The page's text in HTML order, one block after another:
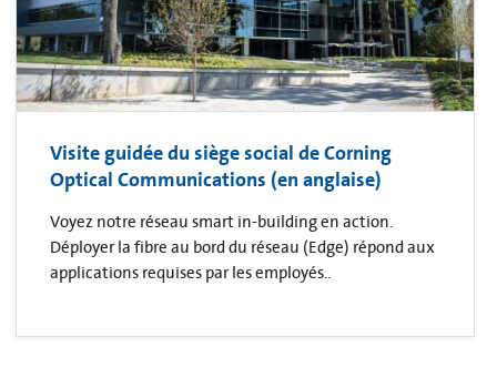
Visite guidée du siège social de Corning
Optical Communications (en anglaise)
Voyez notre réseau smart in-building en action.
Déployer la fibre au bord du réseau (Edge) répond aux
applications requises par les employés..